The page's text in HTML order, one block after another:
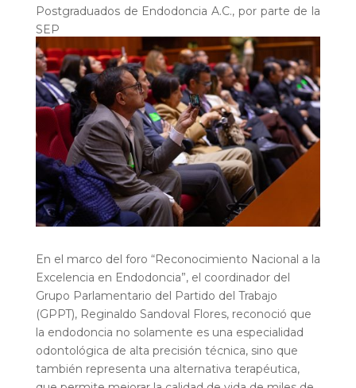
Postgraduados de Endodoncia A.C., por parte de la
SEP
• Coordinador del GPPT, Reginaldo Sandoval, hace
un llamado a generar una política pública de gran
alcance en el tema de la salud bucal
En el marco del foro “Reconocimiento Nacional a la
Excelencia en Endodoncia”, el coordinador del
Grupo Parlamentario del Partido del Trabajo
(GPPT), Reginaldo Sandoval Flores, reconoció que
la endodoncia no solamente es una especialidad
odontológica de alta precisión técnica, sino que
también representa una alternativa terapéutica,